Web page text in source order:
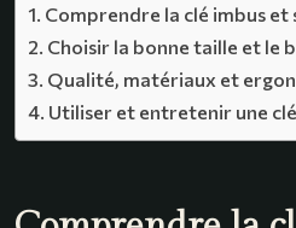
Comprendre la clé imbus et
Choisir la bonne taille et le
Qualité, matériaux et
Utiliser et entretenir une